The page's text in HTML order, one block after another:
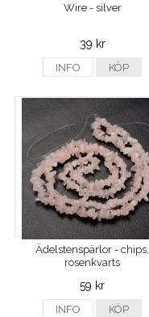
Wire - silver
39 kr
INFO KÖP
Ädelstenspärlor - chips,
rosenkvarts
59 kr
INFO KÖP